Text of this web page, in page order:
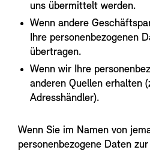
uns übermittelt werden.
Wenn andere
Ihre personenbezogenen
übertragen.
Wenn wir Ihre
anderen Quellen erhalten
Adresshändler).
Wenn Sie im Namen von
personenbezogene Daten